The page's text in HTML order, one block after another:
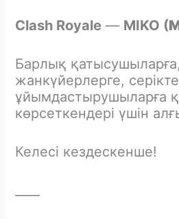
Clash Royale — MIKO (
Барлық қатысушыларға,
жанкүйерлерге,
ұйымдастырушыларға
көрсеткендері үшін
Келесі кездескенше!